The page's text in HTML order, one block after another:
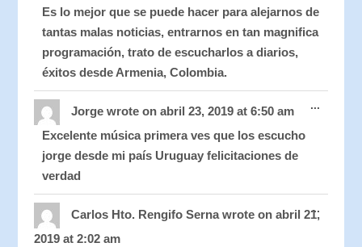
Es lo mejor que se puede hacer para alejarnos de
tantas malas noticias, entrarnos en tan magnifica
programación, trato de escucharlos a diarios,
éxitos desde Armenia, Colombia.
Jorgewrote on abril 23, 2019 at 6:50 am
Excelente música primera ves que los escucho
jorge desde mi país Uruguay felicitaciones de
verdad
...this
Carlos Hto. Rengifo Sernawrote on abril 21,
2019 at 2:02 am
...this